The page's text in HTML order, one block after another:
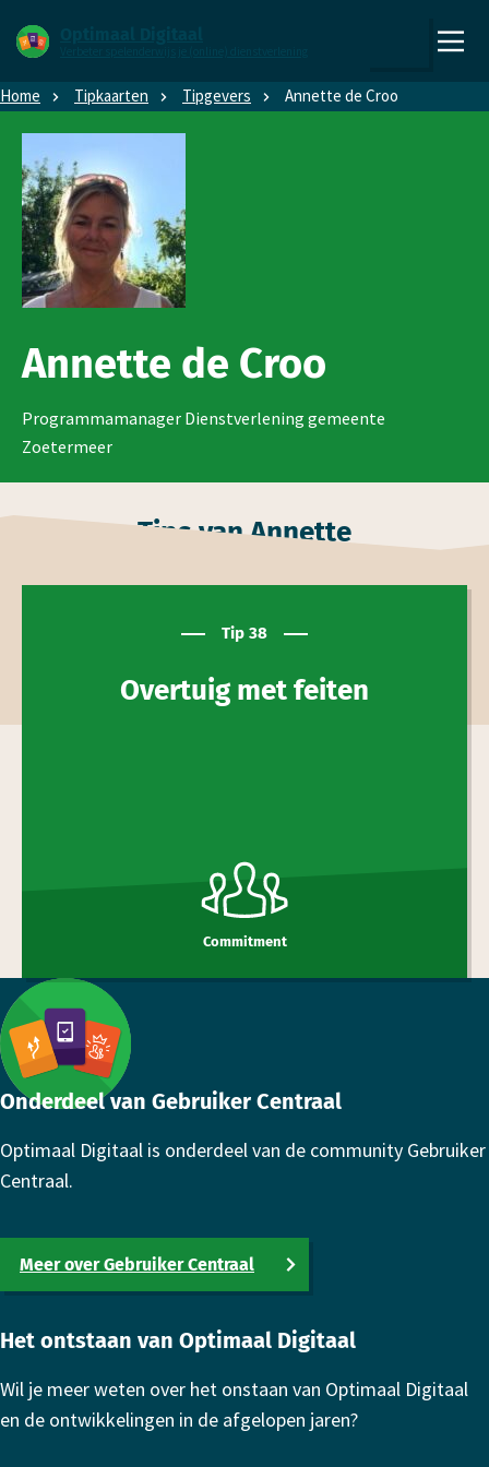
naar
de
homepage
Home Tipkaarten Tipgevers Annette de Croo
Annette de Croo
Programmamanager Dienstverlening gemeente
Zoetermeer
Tips van Annette
Tip 38
Overtuig met feiten
Commitment
Footer
Onderdeel van Gebruiker Centraal
Optimaal Digitaal is onderdeel van de community Gebruiker
Centraal.
Meer over Gebruiker Centraal
Het ontstaan van Optimaal Digitaal
Wil je meer weten over het onstaan van Optimaal Digitaal
en de ontwikkelingen in de afgelopen jaren?